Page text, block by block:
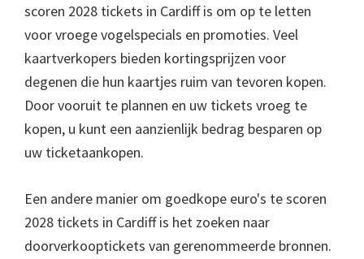
scoren 2028 tickets in Cardiff is om op te letten
voor vroege vogelspecials en promoties. Veel
kaartverkopers bieden kortingsprijzen voor
degenen die hun kaartjes ruim van tevoren kopen.
Door vooruit te plannen en uw tickets vroeg te
kopen, u kunt een aanzienlijk bedrag besparen op
uw ticketaankopen.
Een andere manier om goedkope euro's te scoren
2028 tickets in Cardiff is het zoeken naar
doorverkooptickets van gerenommeerde bronnen.